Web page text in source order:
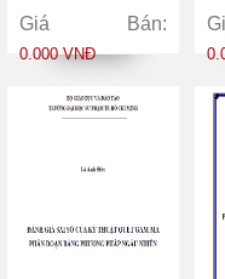
thân gỗ ở một số
công viên thuộc
Hồ Chí Minh
Giá Bán:
0.000 VNĐ